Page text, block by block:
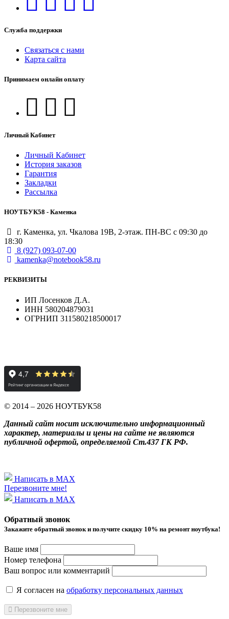
Служба поддержки
Связаться с нами
Карта сайта
Принимаем онлайн оплату
Личный Кабинет
Личный Кабинет
История заказов
Гарантия
Закладки
Рассылка
НОУТБУК58 - Каменка
г. Каменка, ул. Чкалова 19В, 2-этаж. ПН-ВС с 09:30 до
18:30
8 (927) 093-07-00
kamenka@notebook58.ru
РЕКВИЗИТЫ
ИП Лосенков Д.А.
ИНН 580204879031
ОГРНИП 311580218500017
© 2014 – 2026 НОУТБУК58
Данный сайт носит исключительно информационный
характер, материалы и цены на сайте не являются
публичной офертой, определяемой Ст.437 ГК РФ.
Написать в MAX
Перезвоните мне!
Написать в MAX
Обратный звонок
Закажите обратный звонок и получитe скидку 10% на ремонт ноутбука!
Ваше имя
Номер телефона
Ваш вопрос или комментарий
Я согласен на обработку персональных данных
Перезвоните мне